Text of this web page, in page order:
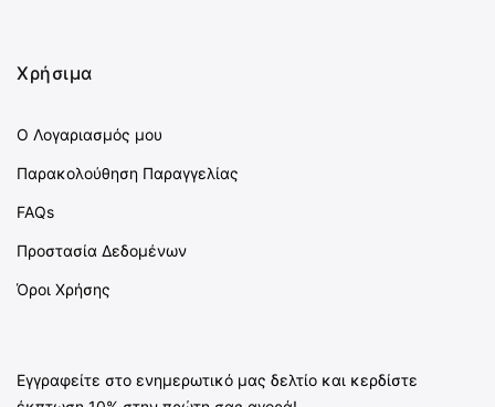
Χρήσιμα
Ο Λογαριασμός μου
Παρακολούθηση Παραγγελίας
FAQs
Προστασία Δεδομένων
Όροι Χρήσης
Εγγραφείτε στο ενημερωτικό μας δελτίο και κερδίστε